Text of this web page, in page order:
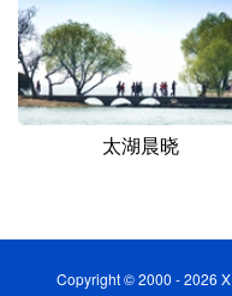
太湖晨晓
Copyright © 2000 - 2026